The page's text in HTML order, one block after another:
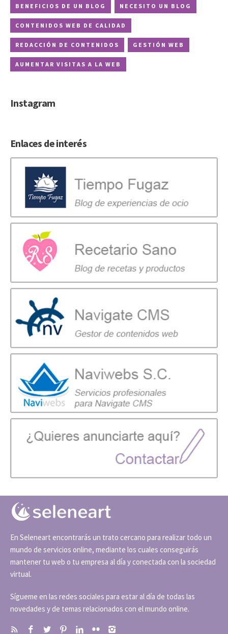
BENEFICIOS DE UN BLOG NECESITO UN BLOG
CONTENIDOS WEB DE CALIDAD
REDACCIÓN DE CONTENIDOS GESTIÓN WEB
AUMENTAR VISITAS A LA WEB
Instagram
Enlaces de interés
En Seleneart encontrarás un trato cercano para realizar todo un
mundo de servicios online, mediante los cuales conseguirás
mantener tu web o tu empresa al día y conectada con la sociedad
virtual.
Sígueme en las redes sociales para estar al día de todas las
novedades y de temas relacionados con el mundo online.